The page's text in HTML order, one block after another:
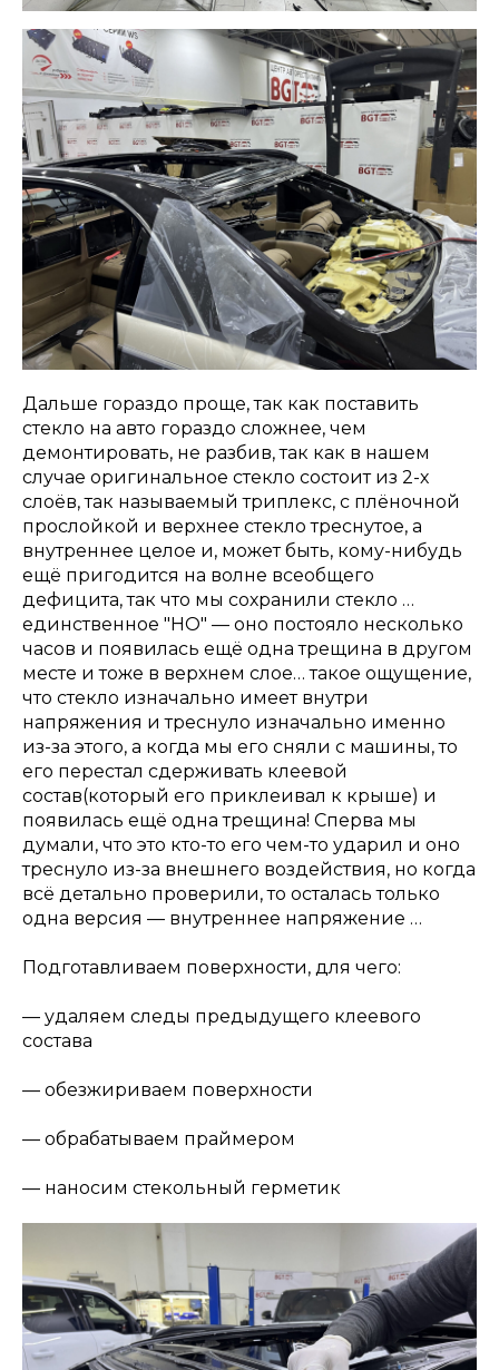
Дальше гораздо проще, так как поставить
стекло на авто гораздо сложнее, чем
демонтировать, не разбив, так как в нашем
случае оригинальное стекло состоит из 2-х
слоёв, так называемый триплекс, с плёночной
прослойкой и верхнее стекло треснутое, а
внутреннее целое и, может быть, кому-нибудь
ещё пригодится на волне всеобщего
дефицита, так что мы сохранили стекло …
единственное "НО" — оно постояло несколько
часов и появилась ещё одна трещина в другом
месте и тоже в верхнем слое… такое ощущение,
что стекло изначально имеет внутри
напряжения и треснуло изначально именно
из-за этого, а когда мы его сняли с машины, то
его перестал сдерживать клеевой
состав(который его приклеивал к крыше) и
появилась ещё одна трещина! Сперва мы
думали, что это кто-то его чем-то ударил и оно
треснуло из-за внешнего воздействия, но когда
всё детально проверили, то осталась только
одна версия — внутреннее напряжение …
Подготавливаем поверхности, для чего:
— удаляем следы предыдущего клеевого
состава
— обезжириваем поверхности
— обрабатываем праймером
— наносим стекольный герметик